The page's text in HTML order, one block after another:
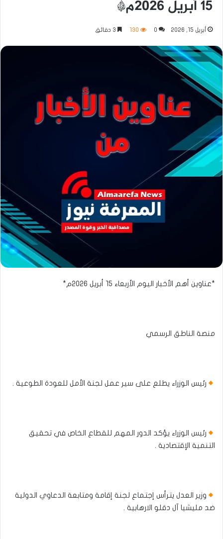
١٥ أبريل ٢٠٢٦م*
أبريل 15, 2026 0
130
*عناوين أهم الأخبار اليوم الأربعاء ١٥ أبريل ٢٠٢٦م*
منصة الناطق الرسمي​​
رئيس الوزراء يطلع على سير عمل لجنة الأمل للعودة الطوعية .
رئيس الوزراء يؤكد الدور المهم للقطاع الخاص في تحقيق
التنمية الإقتصادية .
وزير العدل يترأس إجتماع لجنة إقامة ومتابعة الدعاوي الدولية
ضد مليشيا آل دقلو الارهابية .